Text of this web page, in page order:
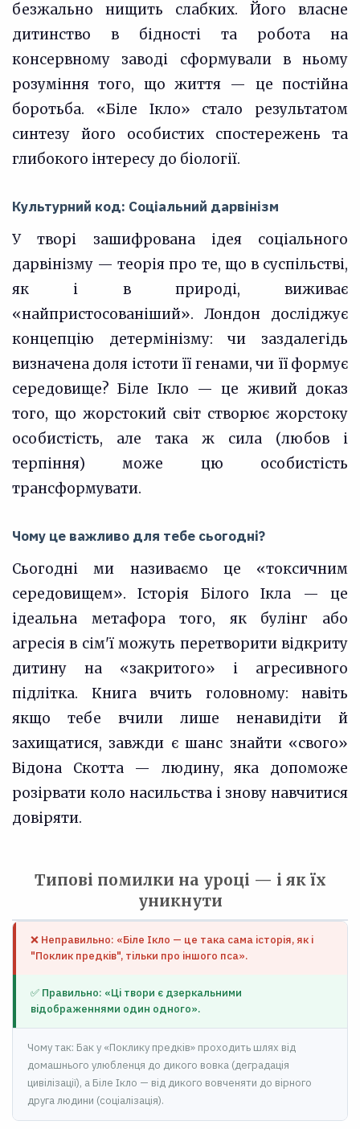
безжально нищить слабких. Його власне
дитинство в бідності та робота на
консервному заводі сформували в ньому
розуміння того, що життя — це постійна
боротьба. «Біле Ікло» стало результатом
синтезу його особистих спостережень та
глибокого інтересу до біології.
Культурний код: Соціальний дарвінізм
У творі зашифрована ідея соціального
дарвінізму — теорія про те, що в суспільстві,
як і в природі, виживає
«найпристосованіший». Лондон досліджує
концепцію детермінізму: чи заздалегідь
визначена доля істоти її генами, чи її формує
середовище? Біле Ікло — це живий доказ
того, що жорстокий світ створює жорстоку
особистість, але така ж сила (любов і
терпіння) може цю особистість
трансформувати.
Чому це важливо для тебе сьогодні?
Сьогодні ми називаємо це «токсичним
середовищем». Історія Білого Ікла — це
ідеальна метафора того, як булінг або
агресія в сім'ї можуть перетворити відкриту
дитину на «закритого» і агресивного
підлітка. Книга вчить головному: навіть
якщо тебе вчили лише ненавидіти й
захищатися, завжди є шанс знайти «свого»
Відона Скотта — людину, яка допоможе
розірвати коло насильства і знову навчитися
довіряти.
Типові помилки на уроці — і як їх
уникнути
❌ Неправильно: «Біле Ікло — це така сама історія, як і
"Поклик предків", тільки про іншого пса».
✅ Правильно: «Ці твори є дзеркальними
відображеннями один одного».
Чому так: Бак у «Поклику предків» проходить шлях від
домашнього улюбленця до дикого вовка (деградація
цивілізації), а Біле Ікло — від дикого вовченяти до вірного
друга людини (соціалізація).